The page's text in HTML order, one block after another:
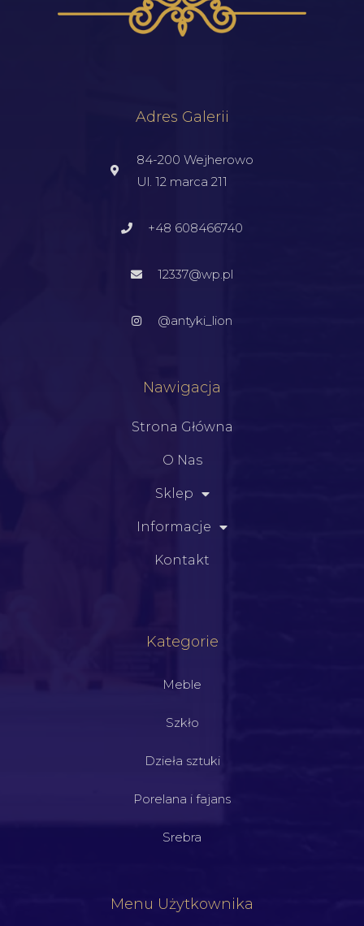
Adres Galerii
84-200 Wejherowo
Ul. 12 marca 211
+48 608466740
12337@wp.pl
@antyki_lion
Nawigacja
Strona Główna
O Nas
Sklep
Informacje
Kontakt
Kategorie
Meble
Szkło
Dzieła sztuki
Porelana i fajans
Srebra
Menu Użytkownika